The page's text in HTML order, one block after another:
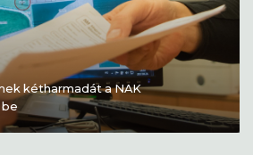
kétharmadát a NAK